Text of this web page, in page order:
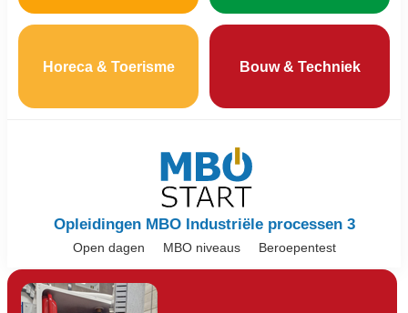
Horeca & Toerisme Bouw & Techniek
Opleidingen MBO Industriële processen 3
Open dagen MBO niveaus Beroepentest